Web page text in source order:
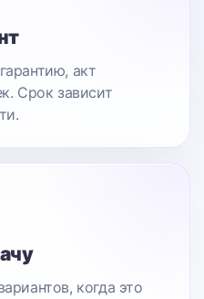
акт
Срок зависит
когда это